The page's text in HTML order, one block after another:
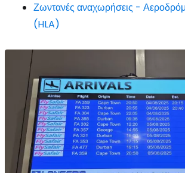
Ζωντανές αναχωρήσεις -
(HLA)